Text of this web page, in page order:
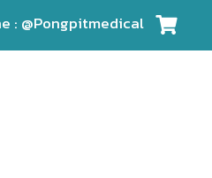
: @Pongpitmedical